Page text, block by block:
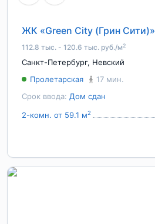
ЖК «Green City (Грин Сити)»
112.8 тыс. - 120.6 тыс. руб./м2
Санкт-Петербург, Невский
Срок ввода: Дом сдан
Пролетарская 17 мин.
2-комн. от 59.1 м2